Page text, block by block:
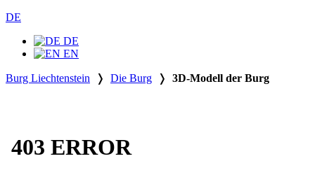
DE
DE
EN
Burg Liechtenstein ❭ Die Burg ❭ 3D-Modell der Burg